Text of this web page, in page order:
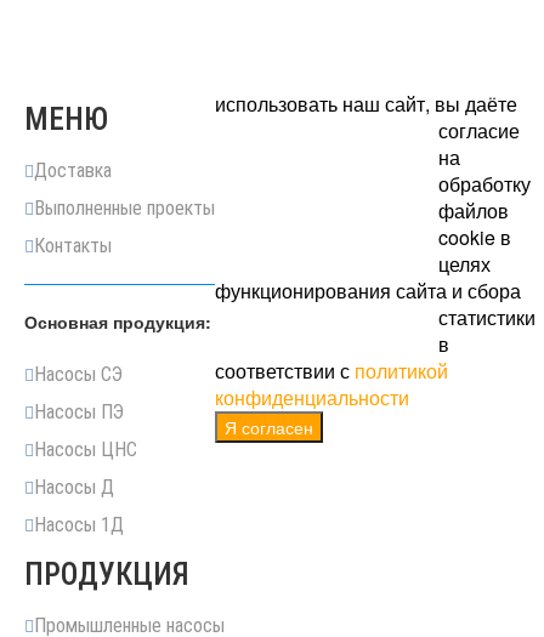
МЕНЮ
Доставка
Выполненные проекты
Контакты
Основная продукция:
Насосы СЭ
Насосы ПЭ
Насосы ЦНС
Насосы Д
Насосы 1Д
ПРОДУКЦИЯ
Промышленные насосы
использовать наш сайт, вы даёте
согласие
на
обработку
файлов
cookie в
целях
функционирования сайта и сбора
статистики
в
соответствии с политикой
конфиденциальности
Я согласен